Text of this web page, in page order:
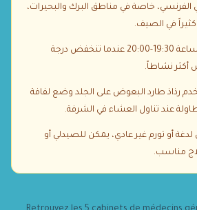
خاصة في مناطق البرك والبحيرات،
في الصيف.
مساءً، بدءاً من حوالي الساعة 19:30-20:00 عندما تنخفض درجة
أكثر نشاطاً.
رذاذ طارد البعوض على الجلد وضع لفافة
عند تناول العشاء في الشرفة.
أو تورم غير عادي، يمكن للصيدلي أو
مناسب.